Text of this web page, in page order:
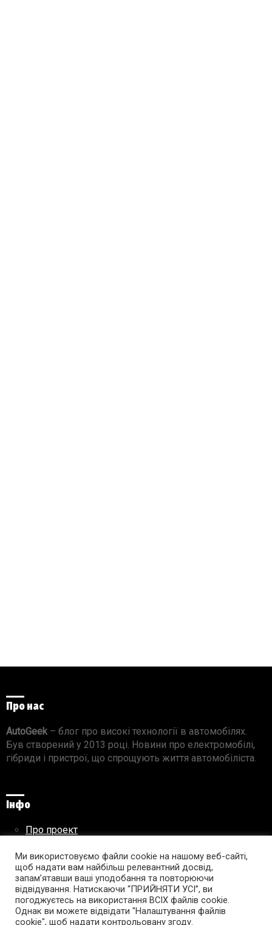
Про нас
AutoGeek– блог про високі технології в автомобілях.
Був створений у 2013 році. Новини про електромобілі,
гібриди і пристрої, що спрощують життя автомобіліста.
Інфо
Про проект
Правила використання матеріалів
Підпишись на AutoGeek!
Ми використовуємо файли cookie на нашому веб-сайті,
щоб надати вам найбільш релевантний досвід,
запам’ятавши ваші уподобання та повторюючи
відвідування. Натискаючи “ПРИЙНЯТИ УСІ”, ви
погоджуєтесь на використання ВСІХ файлів cookie.
Однак ви можете відвідати "Налаштування файлів
cookie", щоб надати контрольовану згоду.